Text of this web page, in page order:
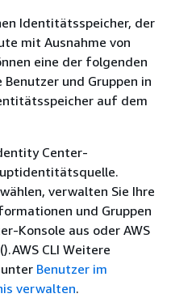
Identitätsspeicher, der
mit Ausnahme von
eine der folgenden
und Gruppen in
auf dem
Center-
verwalten Sie Ihre
und Gruppen
Konsole aus oder AWS
CLI Weitere
Benutzer im
verwalten.